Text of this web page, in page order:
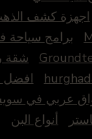
اجهزة كشف
برامج سياحة
شقة
افضل
عربي في
أنواع البن